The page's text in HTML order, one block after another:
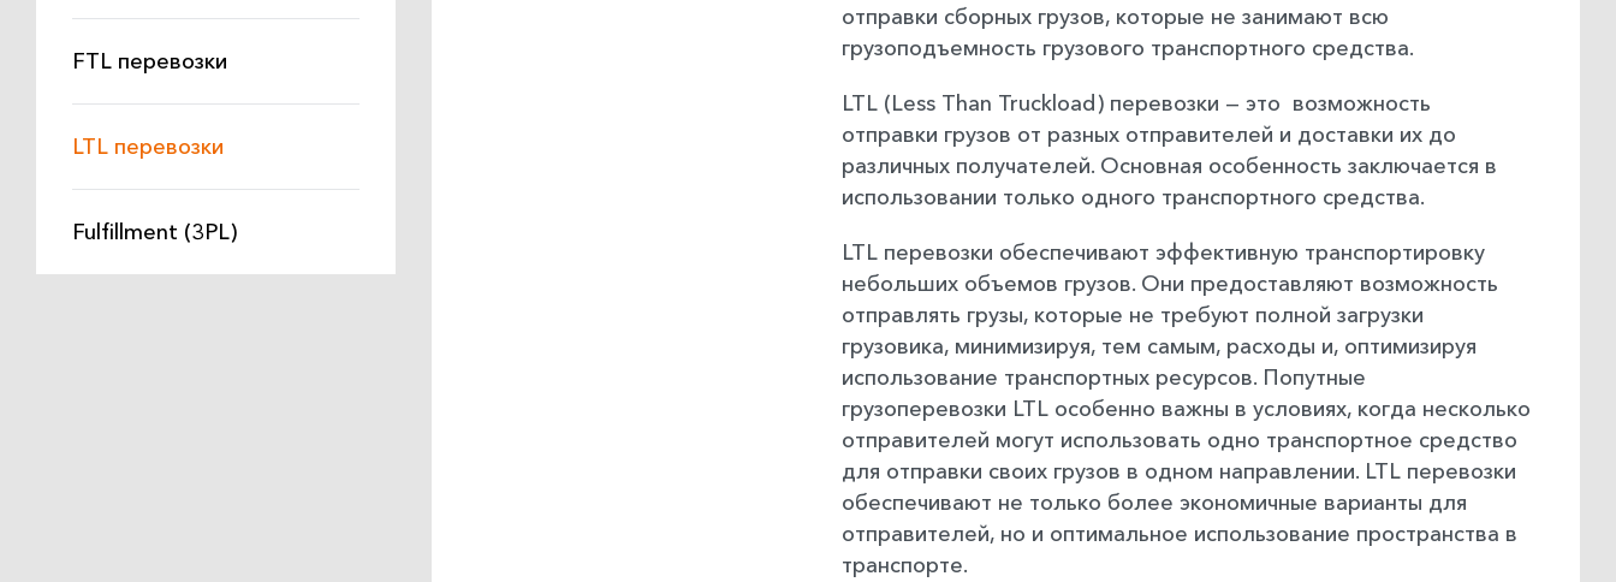
FTL перевозки
LTL перевозки
Fulfillment (3PL)
отправки сборных грузов, которые не занимают всю
грузоподъемность грузового транспортного средства.
LTL (Less Than Truckload) перевозки — это возможность
отправки грузов от разных отправителей и доставки их до
различных получателей. Основная особенность заключается в
использовании только одного транспортного средства.
LTL перевозки обеспечивают эффективную транспортировку
небольших объемов грузов. Они предоставляют возможность
отправлять грузы, которые не требуют полной загрузки
грузовика, минимизируя, тем самым, расходы и, оптимизируя
использование транспортных ресурсов. Попутные
грузоперевозки LTL особенно важны в условиях, когда несколько
отправителей могут использовать одно транспортное средство
для отправки своих грузов в одном направлении. LTL перевозки
обеспечивают не только более экономичные варианты для
отправителей, но и оптимальное использование пространства в
транспорте.